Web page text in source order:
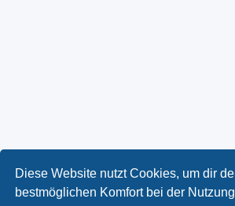
Diese Website nutzt Cookies, um dir
bestmöglichen Komfort bei der